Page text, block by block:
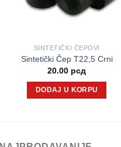
SINTETIČKI ČEPOVI
Sintetički Čep T22,5 Crni
20.00 рсд
DODAJ U KORPU